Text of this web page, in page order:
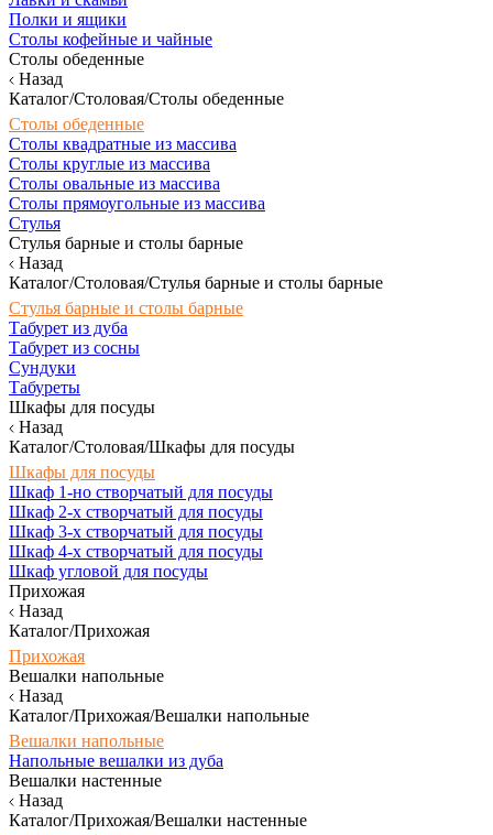
Полки и ящики
Столы кофейные и чайные
Столы обеденные
Назад
Каталог/Столовая/Столы обеденные
Столы обеденные
Столы квадратные из массива
Столы круглые из массива
Столы овальные из массива
Столы прямоугольные из массива
Стулья
Стулья барные и столы барные
Назад
Каталог/Столовая/Стулья барные и столы барные
Стулья барные и столы барные
Табурет из дуба
Табурет из сосны
Сундуки
Табуреты
Шкафы для посуды
Назад
Каталог/Столовая/Шкафы для посуды
Шкафы для посуды
Шкаф 1-но створчатый для посуды
Шкаф 2-х створчатый для посуды
Шкаф 3-х створчатый для посуды
Шкаф 4-х створчатый для посуды
Шкаф угловой для посуды
Прихожая
Назад
Каталог/Прихожая
Прихожая
Вешалки напольные
Назад
Каталог/Прихожая/Вешалки напольные
Вешалки напольные
Напольные вешалки из дуба
Вешалки настенные
Назад
Каталог/Прихожая/Вешалки настенные